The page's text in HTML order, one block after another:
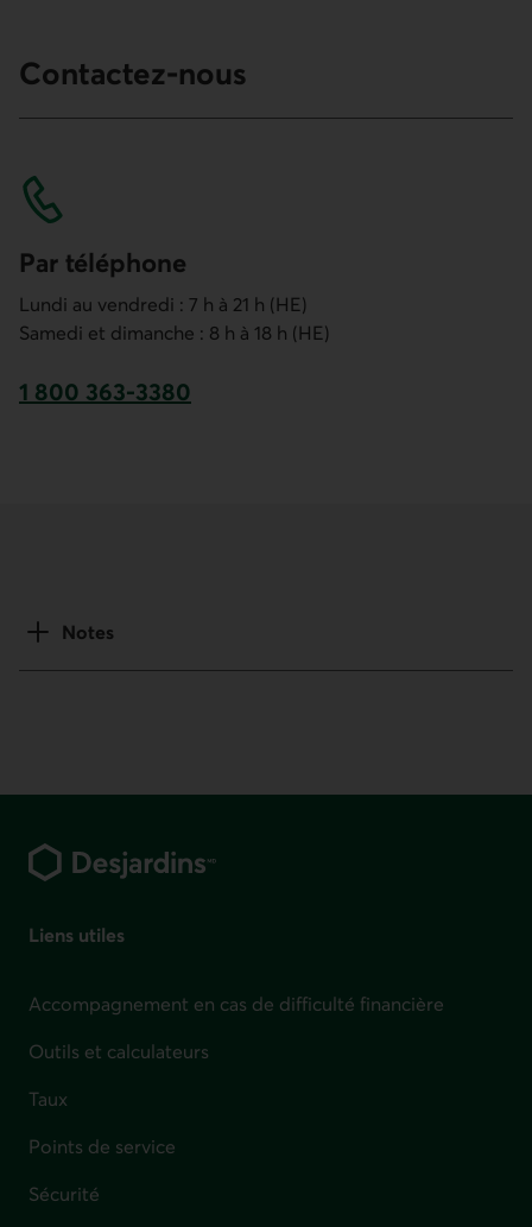
Contactez-nous
Par téléphone
Lundi au vendredi : 7 h à 21 h (HE)
Samedi et dimanche : 8 h à 18 h (HE)
1 800 363-3380
Notes
Liens utiles
Accompagnement en cas de difficulté financière
Outils et calculateurs
Taux
Points de service
Sécurité